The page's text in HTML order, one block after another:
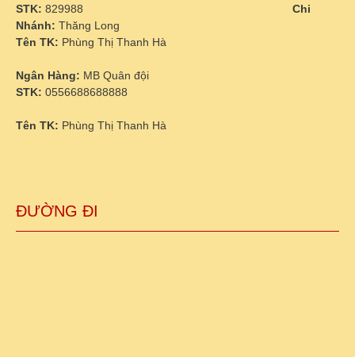
STK: 829988 Chi
Nhánh: Thăng Long
Tên TK: Phùng Thị Thanh Hà
Ngân Hàng: MB Quân đội
STK: 0556688688888
Tên TK: Phùng Thị Thanh Hà
ĐƯỜNG ĐI